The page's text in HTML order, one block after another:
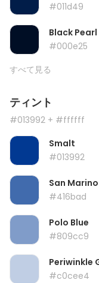
#011d49
Black Pearl
#000e25
すべて見る
ティント
#013992 + #ffffff
Smalt
#013992
San Marino
#416bad
Polo Blue
#809cc9
Periwinkle
#c0cee4